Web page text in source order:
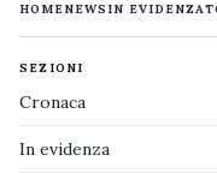
HOMENEWS IN EVIDENZA
SEZIONI
Cronaca
In evidenza